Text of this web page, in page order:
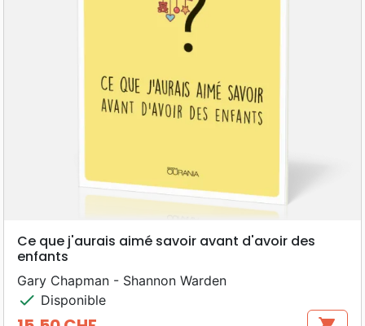
Ce que j'aurais aimé savoir avant d'avoir des
enfants
Gary Chapman - Shannon Warden
check Disponible